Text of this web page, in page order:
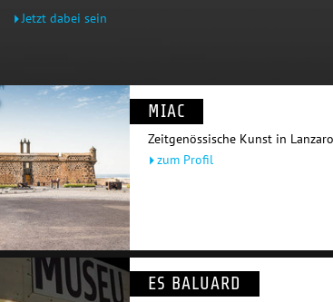
Jetzt dabei sein
MIAC
Zeitgenössische Kunst in
zum Profil
ES BALUARD